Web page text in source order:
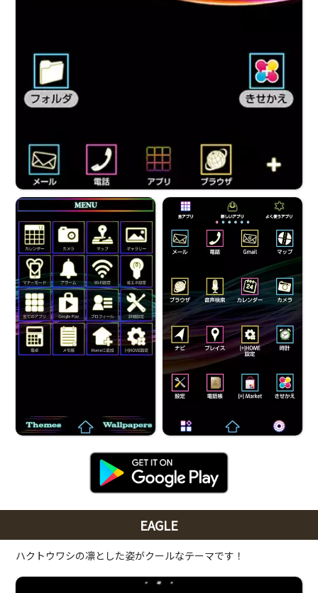
EAGLE
ハクトウワシの凛とした姿がクールなテーマです！